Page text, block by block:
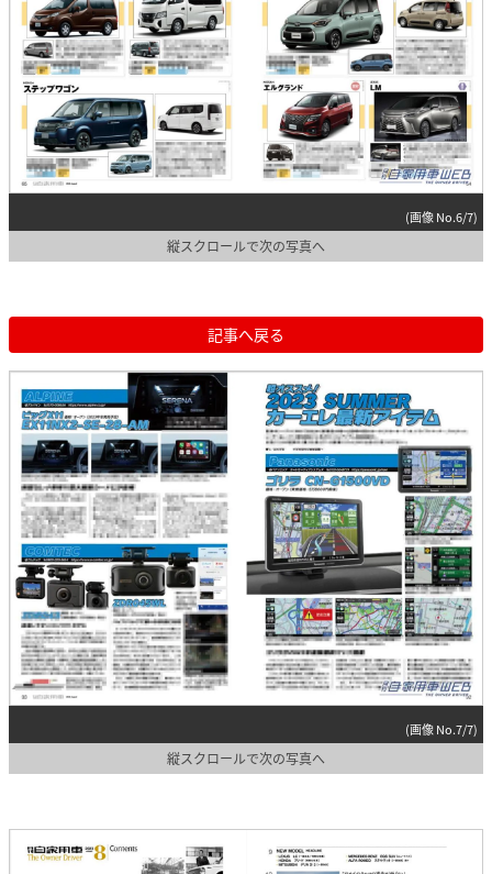
(画像 No.6/7)
縦スクロールで次の写真へ
記事へ戻る
(画像 No.7/7)
縦スクロールで次の写真へ